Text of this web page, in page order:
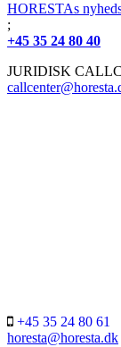
HORESTAs
;
+45 35 24 80 40
JURIDISK
+45 35 24 80 61
horesta@horesta.dk